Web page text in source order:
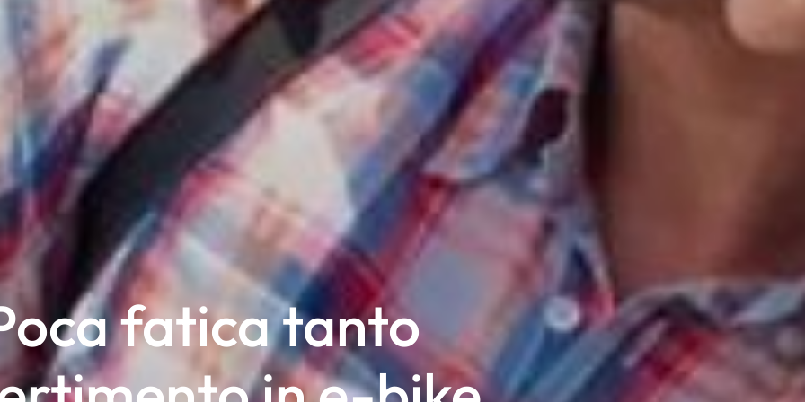
fatica tanto